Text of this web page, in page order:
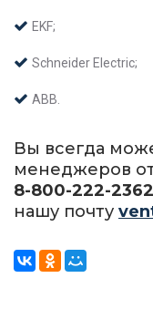
EKF;
Schneider Electric;
ABB.
Вы всегда
менеджеров
8-800-222-2362
нашу почту